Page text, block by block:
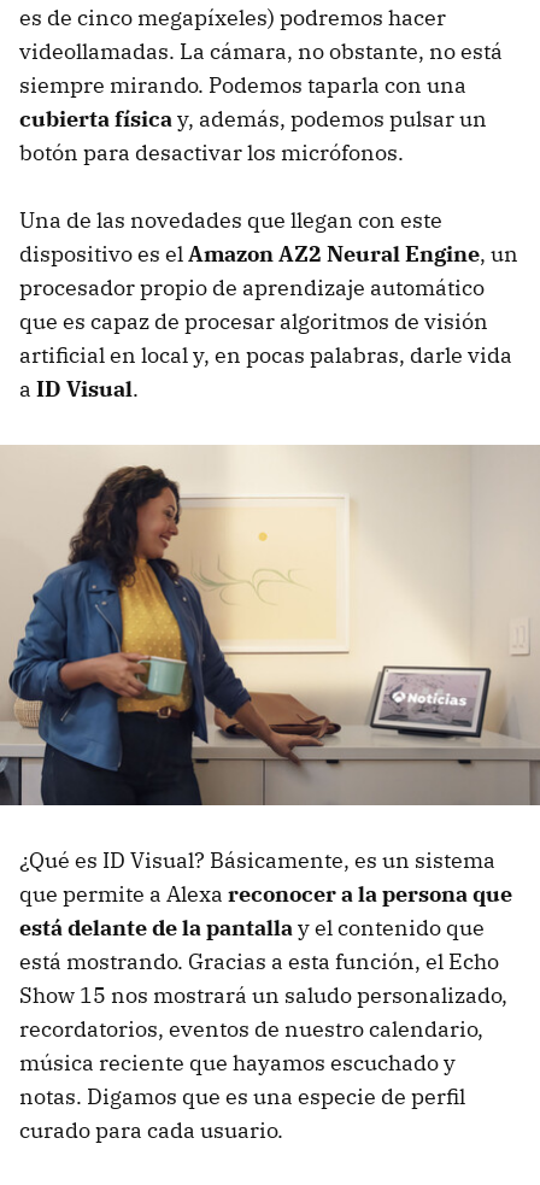
es de cinco megapíxeles) podremos hacer
videollamadas. La cámara, no obstante, no está
siempre mirando. Podemos taparla con una
cubierta físicay, además, podemos pulsar un
botón para desactivar los micrófonos.
Una de las novedades que llegan con este
dispositivo es elAmazon AZ2 Neural Engine, un
procesador propio de aprendizaje automático
que es capaz de procesar algoritmos de visión
artificial en local y, en pocas palabras, darle vida
a ID Visual.
¿Qué es ID Visual? Básicamente, es un sistema
que permite a Alexa reconocer a la persona que
está delante de la pantallay el contenido que
está mostrando. Gracias a esta función, el Echo
Show 15 nos mostrará un saludo personalizado,
recordatorios, eventos de nuestro calendario,
música reciente que hayamos escuchado y
notas. Digamos que es una especie de perfil
curado para cada usuario.